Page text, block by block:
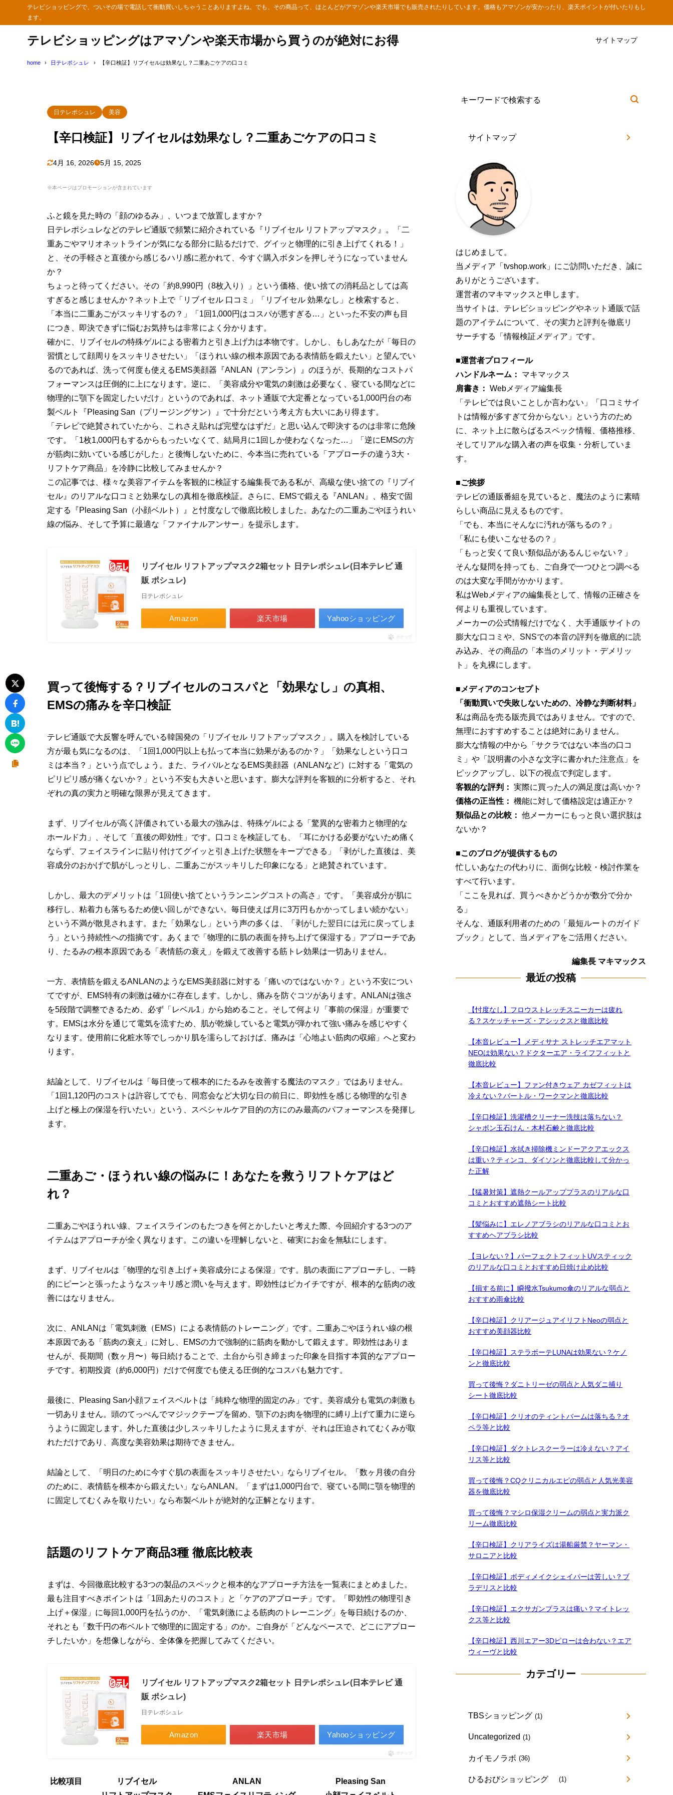
テレビショッピングで、ついその場で電話して衝動買いしちゃうことありますよね。でも、その商品って、ほとんどがアマゾンや楽天市場でも販売されたりしています。価格もアマゾンが安かったり、楽天ポイントが付いたりもし
ます。
テレビショッピングはアマゾンや楽天市場から買うのが絶対にお得 サイトマップ
home 日テレポシュレ 【辛口検証】リブイセルは効果なし？二重あごケアの口コミ
日テレポシュレ 美容
【辛口検証】リブイセルは効果なし？二重あごケアの口コミ
4月 16, 2026 5月 15, 2025
※本ページはプロモーションが含まれています
ふと鏡を見た時の「顔のゆるみ」、いつまで放置しますか？
日テレポシュレなどのテレビ通販で頻繁に紹介されている『リブイセル リフトアップマスク』。「二
重あごやマリオネットラインが気になる部分に貼るだけで、グイッと物理的に引き上げてくれる！」
と、その手軽さと直後から感じるハリ感に惹かれて、今すぐ購入ボタンを押しそうになっていません
か？
ちょっと待ってください。その「約8,990円（8枚入り）」という価格、使い捨ての消耗品としては高
すぎると感じませんか？ネット上で「リブイセル 口コミ」「リブイセル 効果なし」と検索すると、
「本当に二重あごがスッキリするの？」「1回1,000円はコスパが悪すぎる…」といった不安の声も目
につき、即決できずに悩むお気持ちは非常によく分かります。
確かに、リブイセルの特殊ゲルによる密着力と引き上げ力は本物です。しかし、もしあなたが「毎日の
習慣として顔周りをスッキリさせたい」「ほうれい線の根本原因である表情筋を鍛えたい」と望んでい
るのであれば、洗って何度も使えるEMS美顔器『ANLAN（アンラン）』のほうが、長期的なコストパ
フォーマンスは圧倒的に上になります。逆に、「美容成分や電気の刺激は必要なく、寝ている間などに
物理的に顎下を固定したいだけ」というのであれば、ネット通販で大定番となっている1,000円台の布
製ベルト『Pleasing San（プリージングサン）』で十分だという考え方も大いにあり得ます。
「テレビで絶賛されていたから、これさえ貼れば完璧なはずだ」と思い込んで即決するのは非常に危険
です。「1枚1,000円もするからもったいなくて、結局月に1回しか使わなくなった…」「逆にEMSの方
が筋肉に効いている感じがした」と後悔しないために、今本当に売れている「アプローチの違う3大・
リフトケア商品」を冷静に比較してみませんか？
この記事では、様々な美容アイテムを客観的に検証する編集長である私が、高級な使い捨ての『リブイ
セル』のリアルな口コミと効果なしの真相を徹底検証。さらに、EMSで鍛える『ANLAN』、格安で固
定する『Pleasing San（小顔ベルト）』と忖度なしで徹底比較しました。あなたの二重あごやほうれい
線の悩み、そして予算に最適な「ファイナルアンサー」を提示します。
リブイセル リフトアップマスク2箱セット 日テレポシュレ(日本テレビ 通
販 ポシュレ)
日テレポシュレ
Amazon 楽天市場 Yahooショッピング
ポチップ
買って後悔する？リブイセルのコスパと「効果なし」の真相、
EMSの痛みを辛口検証
テレビ通販で大反響を呼んでいる韓国発の「リブイセル リフトアップマスク」。購入を検討している
方が最も気になるのは、「1回1,000円以上も払って本当に効果があるのか？」「効果なしという口コ
ミは本当？」という点でしょう。また、ライバルとなるEMS美顔器（ANLANなど）に対する「電気の
ピリピリ感が痛くないか？」という不安も大きいと思います。膨大な評判を客観的に分析すると、それ
ぞれの真の実力と明確な限界が見えてきます。
まず、リブイセルが高く評価されている最大の強みは、特殊ゲルによる「驚異的な密着力と物理的な
ホールド力」、そして「直後の即効性」です。口コミを検証しても、「耳にかける必要がないため痛く
ならず、フェイスラインに貼り付けてグイッと引き上げた状態をキープできる」「剥がした直後は、美
容成分のおかげで肌がしっとりし、二重あごがスッキリした印象になる」と絶賛されています。
しかし、最大のデメリットは「1回使い捨てというランニングコストの高さ」です。「美容成分が肌に
移行し、粘着力も落ちるため使い回しができない。毎日使えば月に3万円もかかってしまい続かない」
という不満が散見されます。また「効果なし」という声の多くは、「剥がした翌日には元に戻ってしま
う」という持続性への指摘です。あくまで「物理的に肌の表面を持ち上げて保湿する」アプローチであ
り、たるみの根本原因である「表情筋の衰え」を鍛えて改善する筋トレ効果は一切ありません。
一方、表情筋を鍛えるANLANのようなEMS美顔器に対する「痛いのではないか？」という不安につい
てですが、EMS特有の刺激は確かに存在します。しかし、痛みを防ぐコツがあります。ANLANは強さ
を5段階で調整できるため、必ず「レベル1」から始めること。そして何より「事前の保湿」が重要で
す。EMSは水分を通じて電気を流すため、肌が乾燥していると電気が弾かれて強い痛みを感じやすく
なります。使用前に化粧水等でしっかり肌を濡らしておけば、痛みは「心地よい筋肉の収縮」へと変わ
ります。
結論として、リブイセルは「毎日使って根本的にたるみを改善する魔法のマスク」ではありません。
「1回1,120円のコストは許容してでも、同窓会など大切な日の前日に、即効性を感じる物理的な引き
上げと極上の保湿を行いたい」という、スペシャルケア目的の方にのみ最高のパフォーマンスを発揮し
ます。
二重あご・ほうれい線の悩みに！あなたを救うリフトケアはど
れ？
二重あごやほうれい線、フェイスラインのもたつきを何とかしたいと考えた際、今回紹介する3つのア
イテムはアプローチが全く異なります。この違いを理解しないと、確実にお金を無駄にします。
まず、リブイセルは「物理的な引き上げ＋美容成分による保湿」です。肌の表面にアプローチし、一時
的にピーンと張ったようなスッキリ感と潤いを与えます。即効性はピカイチですが、根本的な筋肉の改
善にはなりません。
次に、ANLANは「電気刺激（EMS）による表情筋のトレーニング」です。二重あごやほうれい線の根
本原因である「筋肉の衰え」に対し、EMSの力で強制的に筋肉を動かして鍛えます。即効性はありま
せんが、長期間（数ヶ月〜）毎日続けることで、土台から引き締まった印象を目指す本質的なアプロー
チです。初期投資（約6,000円）だけで何度でも使える圧倒的なコスパも魅力です。
最後に、Pleasing San小顔フェイスベルトは「純粋な物理的固定のみ」です。美容成分も電気の刺激も
一切ありません。頭のてっぺんでマジックテープを留め、顎下のお肉を物理的に縛り上げて重力に逆ら
うように固定します。外した直後は少しスッキリしたように見えますが、それは圧迫されてむくみが取
れただけであり、高度な美容効果は期待できません。
結論として、「明日のために今すぐ肌の表面をスッキリさせたい」ならリブイセル。「数ヶ月後の自分
のために、表情筋を根本から鍛えたい」ならANLAN。「まずは1,000円台で、寝ている間に顎を物理的
に固定してむくみを取りたい」なら布製ベルトが絶対的な正解となります。
話題のリフトケア商品3種 徹底比較表
まずは、今回徹底比較する3つの製品のスペックと根本的なアプローチ方法を一覧表にまとめました。
最も注目すべきポイントは「1回あたりのコスト」と「ケアのアプローチ」です。「即効性の物理引き
上げ＋保湿」に毎回1,000円を払うのか、「電気刺激による筋肉のトレーニング」を毎日続けるのか、
それとも「数千円の布ベルトで物理的に固定する」のか。ご自身が「どんなペースで、どこにアプロー
チしたいか」を想像しながら、全体像を把握してみてください。
リブイセル リフトアップマスク2箱セット 日テレポシュレ(日本テレビ 通
販 ポシュレ)
日テレポシュレ
Amazon 楽天市場 Yahooショッピング
ポチップ
比較項目
リブイセル
ANLAN
Pleasing San
サイトマップ
はじめまして。
当メディア「tvshop.work」にご訪問いただき、誠に
ありがとうございます。
運営者のマキマックスと申します。
当サイトは、テレビショッピングやネット通販で話
題のアイテムについて、その実力と評判を徹底リ
サーチする「情報検証メディア」です。
■運営者プロフィール
ハンドルネーム：
マキマックス
肩書き： Webメディア編集長
「テレビでは良いことしか言わない」「口コミサイ
トは情報が多すぎて分からない」という方のため
に、ネット上に散らばるスペック情報、価格推移、
そしてリアルな購入者の声を収集・分析していま
す。
■ご挨拶
テレビの通販番組を見ていると、魔法のように素晴
らしい商品に見えるものです。
「でも、本当にそんなに汚れが落ちるの？」
「私にも使いこなせるの？」
「もっと安くて良い類似品があるんじゃない？」
そんな疑問を持っても、ご自身で一つひとつ調べる
のは大変な手間がかかります。
私はWebメディアの編集長として、情報の正確さを
何よりも重視しています。
メーカーの公式情報だけでなく、大手通販サイトの
膨大な口コミや、SNSでの本音の評判を徹底的に読
み込み、その商品の「本当のメリット・デメリッ
ト」を丸裸にします。
■メディアのコンセプト
「衝動買いで失敗しないための、冷静な判断材料」
私は商品を売る販売員ではありません。ですので、
無理におすすめすることは絶対にありません。
膨大な情報の中から「サクラではない本当の口コ
ミ」や「説明書の小さな文字に書かれた注意点」を
ピックアップし、以下の視点で判定します。
客観的な評判： 実際に買った人の満足度は高いか？
価格の正当性： 機能に対して価格設定は適正か？
類似品との比較： 他メーカーにもっと良い選択肢は
ないか？
■このブログが提供するもの
忙しいあなたの代わりに、面倒な比較・検討作業を
すべて行います。
「ここを見れば、買うべきかどうかが数分で分か
る」
そんな、通販利用者のための「最短ルートのガイド
ブック」として、当メディアをご活用ください。
編集長 マキマックス
最近の投稿
【忖度なし】フロウストレッチスニーカーは疲れ
る？スケッチャーズ・アシックスと徹底比較
【本音レビュー】メディサナ ストレッチエアマット
NEOは効果ない？ドクターエア・ライフフィットと
徹底比較
【本音レビュー】ファン付きウェア カゼフィットは
冷えない？バートル・ワークマンと徹底比較
【辛口検証】洗濯槽クリーナー洗技は落ちない？
シャボン玉石けん・木村石鹸と徹底比較
【辛口検証】水拭き掃除機ミンドーアクアエックス
は重い？ティンコ、ダイソンと徹底比較して分かっ
た正解
【猛暑対策】遮熱クールアッププラスのリアルな口
コミとおすすめ遮熱シート比較
【髪悩みに】エレノアブラシのリアルな口コミとお
すすめヘアブラシ比較
【ヨレない？】パーフェクトフィットUVスティック
のリアルな口コミとおすすめ日焼け止め比較
【損する前に】瞬撥水Tsukumo傘のリアルな弱点と
おすすめ雨傘比較
【辛口検証】クリアージュアイリフトNeoの弱点と
おすすめ美顔器比較
【辛口検証】ステラボーテLUNAは効果ない？ケノ
ンと徹底比較
買って後悔？ダニトリーゼの弱点と人気ダニ捕り
シート徹底比較
【辛口検証】クリオのティントバームは落ちる？オ
ペラ等と比較
【辛口検証】ダクトレスクーラーは冷えない？アイ
リス等と比較
買って後悔？CQクリニカルエピの弱点と人気光美容
器を徹底比較
買って後悔？マシロ保湿クリームの弱点と実力派ク
リーム徹底比較
【辛口検証】クリアライズは湯船厳禁？ヤーマン・
サロニアと比較
【辛口検証】ボディメイクシェイパーは苦しい？ブ
ラデリスと比較
【辛口検証】エクサガンプラスは痛い？マイトレッ
クス等と比較
【辛口検証】西川エアー3Dピローは合わない？エア
ウィーヴと比較
カテゴリー
TBSショッピング (1)
Uncategorized (1)
カイモノラボ (36)
ひるおびショッピング (1)